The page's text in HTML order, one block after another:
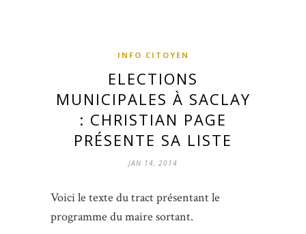
INFO CITOYEN
ELECTIONS
MUNICIPALES À SACLAY
: CHRISTIAN PAGE
PRÉSENTE SA LISTE
JAN 14, 2014
Voici le texte du tract présentant le
programme du maire sortant.